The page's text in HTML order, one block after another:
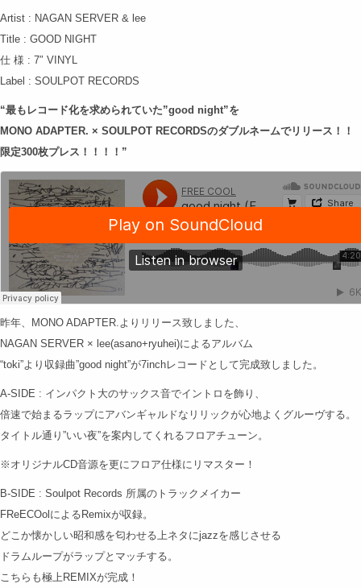
Artist : NAGAN SERVER & lee
Title : GOOD NIGHT
仕 様 : 7″ VINYL
Label : SOULPOT RECORDS
“最もレコード化を求められていた”good night”を
MONO ADAPTER. × SOULPOT RECORDSのダブルネームでリリース！！
限定300枚プレス！！！！”
昨年、MONO ADAPTER.よりリリース致しました、
NAGAN SERVER × lee(asano+ryuhei)によるアルバム
“toki”より収録曲”good night”が7inchレコードとして完成致しました。
A-SIDE : インパクト大のサックス音でイントロを飾り、
倍速で始まるラップにアバンギャルドなリリックが心地よくグルーヴする。
タイトル通り”いい夜”を案内してくれるフロアチューン。
※オリジナルCD音源を更にフロア仕様にリマスター！
B-SIDE : Soulpot Records 所属のトラックメイカー
FReECOolによるRemixが収録。
どこか懐かしい昭和感を匂わせる上ネタにjazzを感じさせる
ドラムループがラップとマッチする。
こちらも極上REMIXが完成！